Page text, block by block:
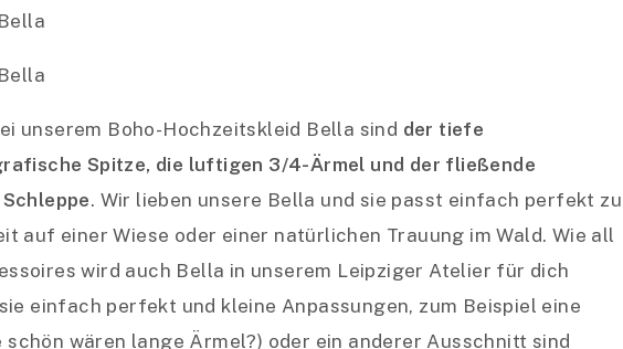
unserem Boho-Hochzeitskleid Bella sind der tiefe
Spitze, die luftigen 3/4-Ärmel und der fließende
. Wir lieben unsere Bella und sie passt einfach perfekt zu
auf einer Wiese oder einer natürlichen Trauung im Wald. Wie all
wird auch Bella in unserem Leipziger Atelier für dich
einfach perfekt und kleine Anpassungen, zum Beispiel eine
wären lange Ärmel?) oder ein anderer Ausschnitt sind